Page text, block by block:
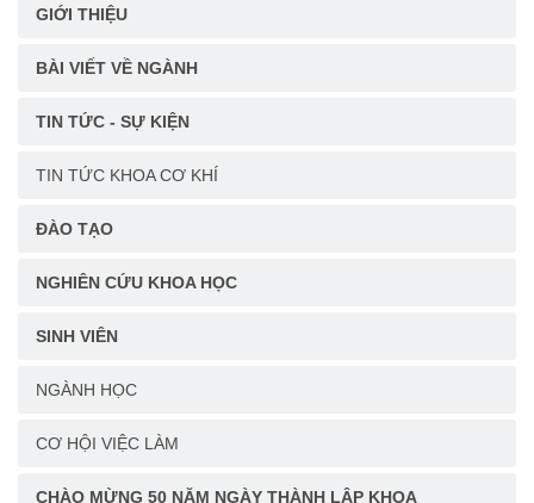
GIỚI THIỆU
BÀI VIẾT VỀ NGÀNH
TIN TỨC - SỰ KIỆN
TIN TỨC KHOA CƠ KHÍ
ĐÀO TẠO
NGHIÊN CỨU KHOA HỌC
SINH VIÊN
NGÀNH HỌC
CƠ HỘI VIỆC LÀM
CHÀO MỪNG 50 NĂM NGÀY THÀNH LẬP KHOA